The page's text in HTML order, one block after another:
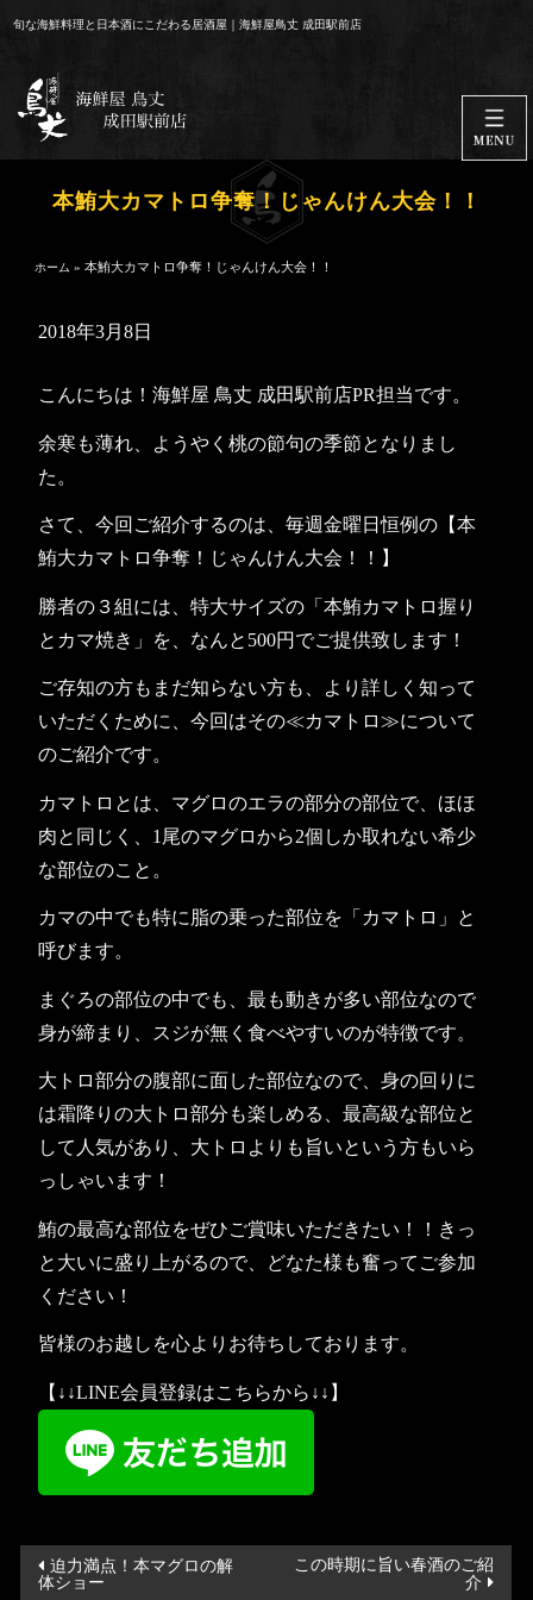
へ
旬な海鮮料理と日本酒にこだわる居酒屋｜海鮮屋鳥丈 成田駅前店
本鮪大カマトロ争奪！じゃんけん大会！！
ホーム »本鮪大カマトロ争奪！じゃんけん大会！！
2018年3月8日
こんにちは！海鮮屋 鳥丈 成田駅前店PR担当です。
余寒も薄れ、ようやく桃の節句の季節となりまし
た。
さて、今回ご紹介するのは、毎週金曜日恒例の【本
鮪大カマトロ争奪！じゃんけん大会！！】
勝者の３組には、特大サイズの「本鮪カマトロ握り
とカマ焼き」を、なんと500円でご提供致します！
ご存知の方もまだ知らない方も、より詳しく知って
いただくために、今回はその≪カマトロ≫について
のご紹介です。
カマトロとは、マグロのエラの部分の部位で、ほほ
肉と同じく、1尾のマグロから2個しか取れない希少
な部位のこと。
カマの中でも特に脂の乗った部位を「カマトロ」と
呼びます。
まぐろの部位の中でも、最も動きが多い部位なので
身が締まり、スジが無く食べやすいのが特徴です。
大トロ部分の腹部に面した部位なので、身の回りに
は霜降りの大トロ部分も楽しめる、最高級な部位と
して人気があり、大トロよりも旨いという方もいら
っしゃいます！
鮪の最高な部位をぜひご賞味いただきたい！！きっ
と大いに盛り上がるので、どなた様も奮ってご参加
ください！
皆様のお越しを心よりお待ちしております。
【↓↓LINE会員登録はこちらから↓↓】
投 迫力満点！本マグロの解
体ショー
この時期に旨い春酒のご紹
介